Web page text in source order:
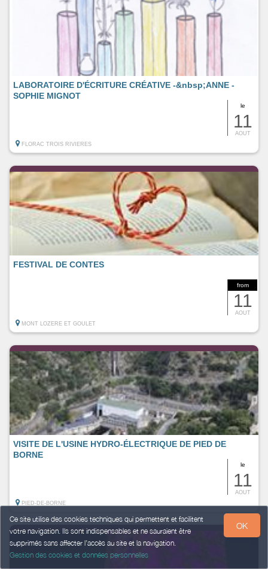
Ce site utilise des cookies techniques qui permettent et facilitent
votre navigation. Ils sont indispensables et ne sauraient être
supprimés sans affecter l’accès au site et la navigation.
Gestion des cookies et données personnelles
OK
le
11
AOUT
LABORATOIRE D'ÉCRITURE CRÉATIVE -&nbsp;ANNE -
SOPHIE MIGNOT
FLORAC TROIS RIVIERES
from
11
AOUT
FESTIVAL DE CONTES
MONT LOZERE ET GOULET
le
11
AOUT
VISITE DE L'USINE HYDRO-ÉLECTRIQUE DE PIED DE
BORNE
PIED-DE-BORNE